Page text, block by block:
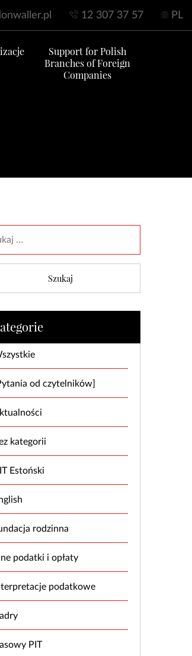
12 307 37 57 PL
Support for Polish
Branches of Foreign
Companies
od czytelników]
kategorii
Estoński
rodzinna
podatki i opłaty
podatkowe
PIT